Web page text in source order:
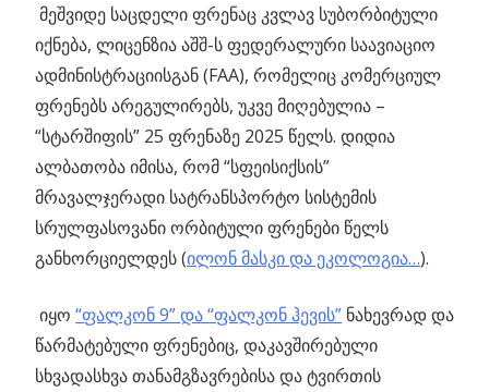
მეშვიდე საცდელი ფრენაც კვლავ სუბორბიტული
იქნება, ლიცენზია აშშ-ს ფედერალური საავიაციო
ადმინისტრაციისგან (FAA), რომელიც კომერციულ
ფრენებს არეგულირებს, უკვე მიღებულია –
“სტარშიფის” 25 ფრენაზე 2025 წელს. დიდია
ალბათობა იმისა, რომ “სფეისიქსის”
მრავალჯერადი სატრანსპორტო სისტემის
სრულფასოვანი ორბიტული ფრენები წელს
განხორციელდეს (ილონ მასკი და ეკოლოგია…).
იყო “ფალკონ 9” და “ფალკონ ჰევის” ნახევრად და
წარმატებული ფრენებიც, დაკავშირებული
სხვადასხვა თანამგზავრებისა და ტვირთის